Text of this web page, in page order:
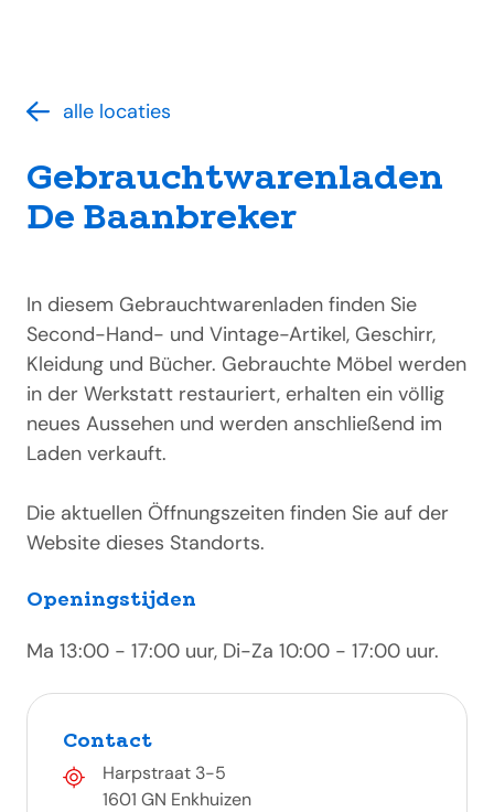
alle locaties
Gebrauchtwarenladen
De Baanbreker
In diesem Gebrauchtwarenladen finden Sie
Second-Hand- und Vintage-Artikel, Geschirr,
Kleidung und Bücher. Gebrauchte Möbel werden
in der Werkstatt restauriert, erhalten ein völlig
neues Aussehen und werden anschließend im
Laden verkauft.
Die aktuellen Öffnungszeiten finden Sie auf der
Website dieses Standorts.
Openingstijden
Ma 13:00 - 17:00 uur, Di-Za 10:00 - 17:00 uur.
Contact
Harpstraat 3-5
1601 GN Enkhuizen